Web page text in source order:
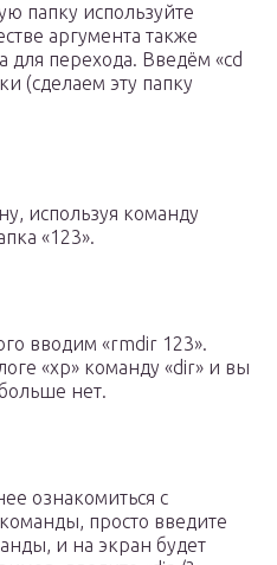
папку используйте
аргумента также
для перехода. Введём «cd
(сделаем эту папку
используя команду
«123».
вводим «rmdir 123».
«xp» команду «dir» и вы
нет.
ознакомиться с
просто введите
и на экран будет